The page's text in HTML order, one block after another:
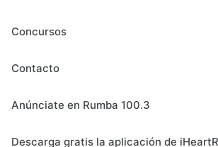
Concursos
Contacto
Anúnciate en Rumba 100.3
Descarga gratis la aplicación de